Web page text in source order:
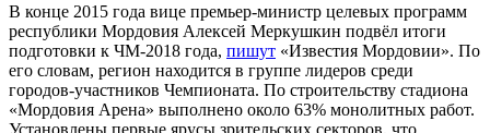
В конце 2015 года вице премьер-министр целевых программ
республики Мордовия Алексей Меркушкин подвёл итоги
подготовки к ЧМ-2018 года, пишут «Известия Мордовии». По
его словам, регион находится в группе лидеров среди
городов-участников Чемпионата. По строительству стадиона
«Мордовия Арена» выполнено около 63% монолитных работ.
Установлены первые ярусы зрительских секторов, что